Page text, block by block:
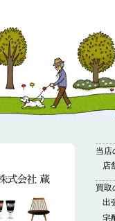
当店
店
買取
出
宅